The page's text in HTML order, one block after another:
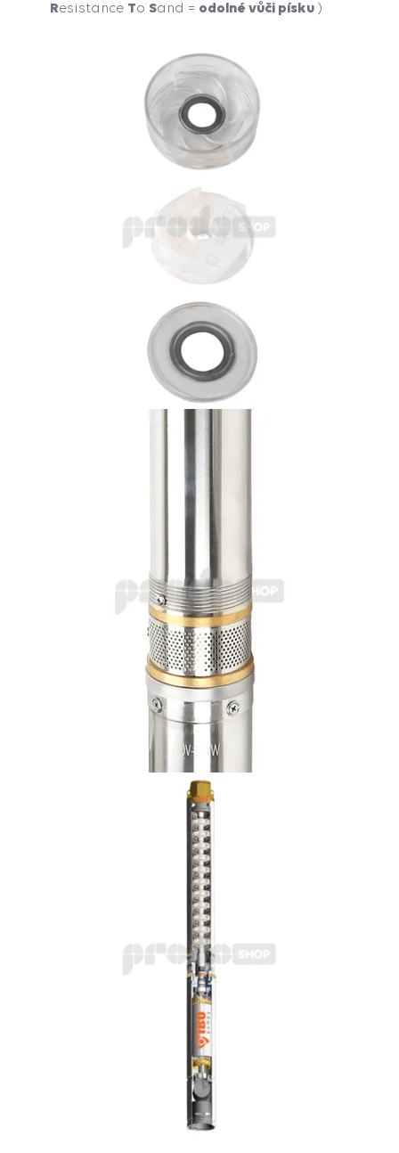
Resistance To Sand = odolné vůči písku )